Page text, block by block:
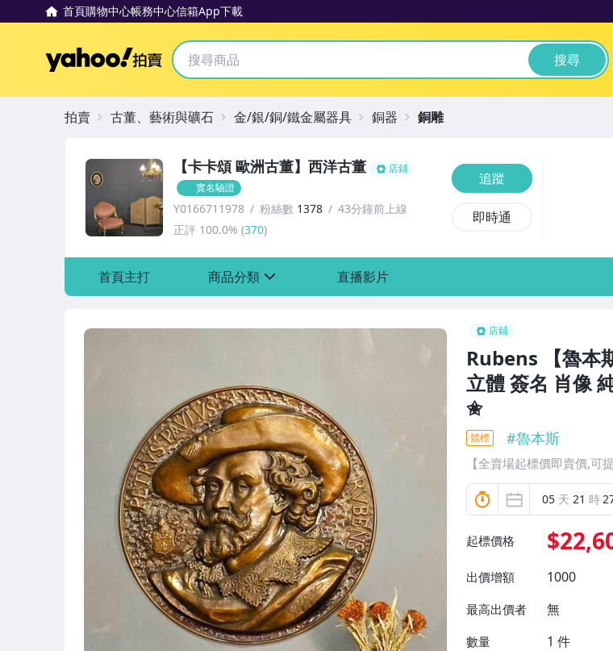
首頁購物中心帳務中心信箱App下載
Yahoo拍賣 搜尋
店鋪
Rubens 【魯本
立體 簽名 肖像
✬
競標 #魯本斯
【全賣場起標價即賣價,可
05 天 21 時
起標價格
出價增額 1000
最高出價者 無
數量 1 件
【卡卡頌 歐洲古董】西洋古董
店鋪
實名驗證
Y0166711978 粉絲數 1378
43分鐘前上線
正評 100.0% (370)
追蹤
即時通
首頁主打 商品分類
😍😍限時大特價區😍😍
【櫥櫃.書櫃.展示櫃】
✠皇家精品 ✠櫃&床架
【吊燈】
【壁&桌立燈.油燈】
✠皇家精品✠燈飾(吊燈&壁燈&桌立燈)
【椅子/沙發】
✠皇家之門精品 ✠椅.沙發
直播影片
拍賣 古董、藝術與礦石 金/銀/銅/鐵金屬器具 銅器 銅雕